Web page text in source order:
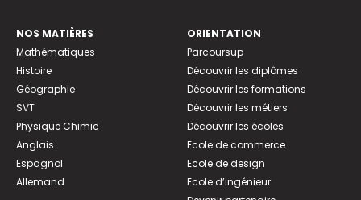
NOS MATIÈRES
Mathématiques
Histoire
Géographie
SVT
Physique Chimie
Anglais
Espagnol
Allemand
ORIENTATION
Parcoursup
Découvrir les diplômes
Découvrir les formations
Découvrir les métiers
Découvrir les écoles
Ecole de commerce
Ecole de design
Ecole d’ingénieur